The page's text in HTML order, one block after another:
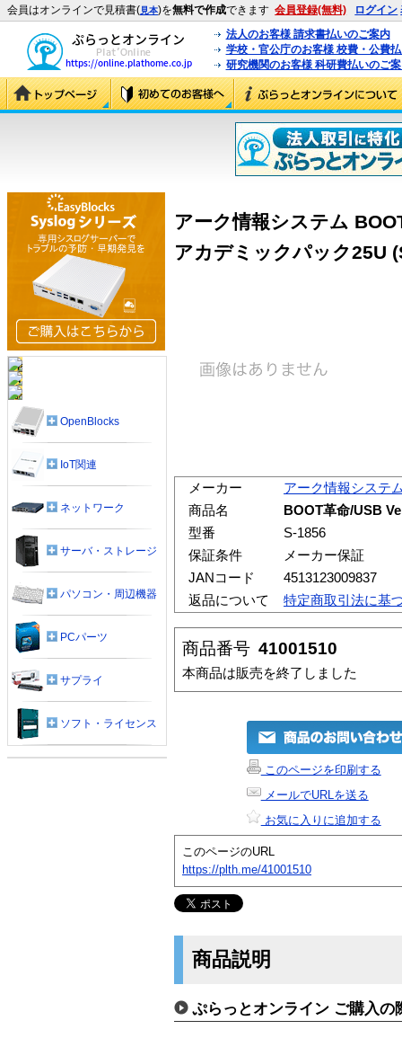
会員はオンラインで見積書(見本)を無料で作成できます 会員登録(無料) ログイン
法人のお客様 請求書払いのご案内
学校・官公庁のお客様 校費・公費
研究機関のお客様 科研費払いのご
アーク情報システム
アカデミックパック25U
メーカー
アーク情報システ
商品名
BOOT革命/USB
型番
S-1856
保証条件
メーカー保証
JANコード
4513123009837
返品について
特定商取引法に基
商品番号 41001510
本商品は販売を終了しました
このページを印刷する
メールでURLを送る
お気に入りに追加する
このページのURL
https://plth.me/41001510
商品説明
ぷらっとオンライン ご購入の
OpenBlocks
IoT関連
ネットワーク
サーバ・ストレージ
パソコン・周辺機器
PCパーツ
サプライ
ソフト・ライセンス